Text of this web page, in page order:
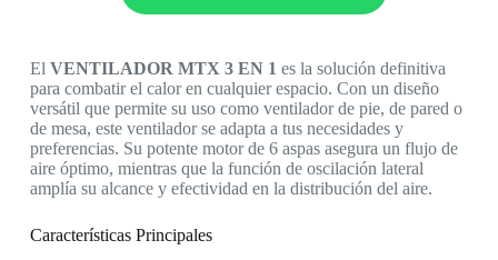
El VENTILADOR MTX 3 EN 1 es la solución definitiva
para combatir el calor en cualquier espacio. Con un diseño
versátil que permite su uso como ventilador de pie, de pared o
de mesa, este ventilador se adapta a tus necesidades y
preferencias. Su potente motor de 6 aspas asegura un flujo de
aire óptimo, mientras que la función de oscilación lateral
amplía su alcance y efectividad en la distribución del aire.
Características Principales